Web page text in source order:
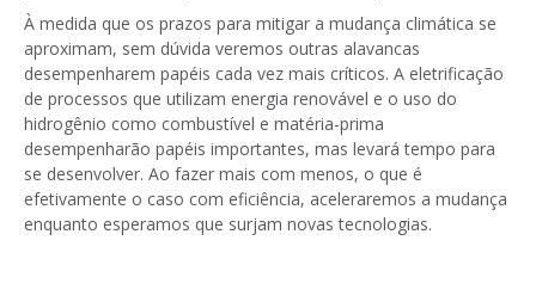
À medida que os prazos para mitigar a mudança climática se
aproximam, sem dúvida veremos outras alavancas
desempenharem papéis cada vez mais críticos. A eletrificação
de processos que utilizam energia renovável e o uso do
hidrogênio como combustível e matéria-prima
desempenharão papéis importantes, mas levará tempo para
se desenvolver. Ao fazer mais com menos, o que é
efetivamente o caso com eficiência, aceleraremos a mudança
enquanto esperamos que surjam novas tecnologias.